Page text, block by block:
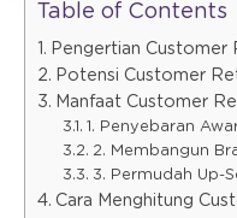
Table of Contents
Pengertian Customer
Potensi Customer
Manfaat Customer
1. Penyebaran
2. Membangun
3. Permudah Up-
Cara Menghitung